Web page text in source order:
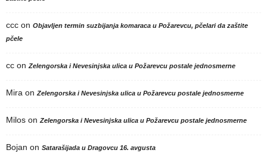
ccc on Objavljen termin suzbijanja komaraca u Požarevcu, pčelari da zaštite
pčele
cc on Zelengorska i Nevesinjska ulica u Požarevcu postale jednosmerne
Mira on Zelengorska i Nevesinjska ulica u Požarevcu postale jednosmerne
Milos on Zelengorska i Nevesinjska ulica u Požarevcu postale jednosmerne
Bojan on Satarašijada u Dragovcu 16. avgusta